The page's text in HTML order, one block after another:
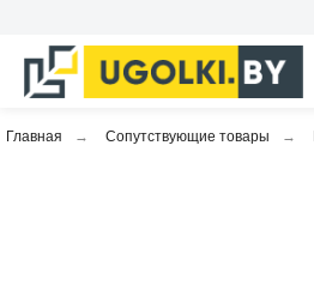
Главная → Сопутствующие товары →